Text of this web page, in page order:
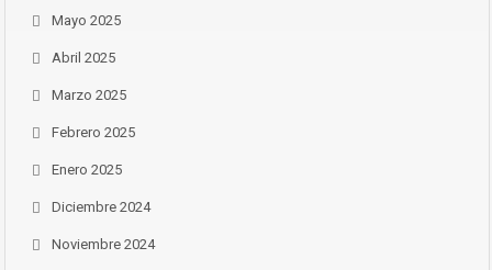
Mayo 2025
Abril 2025
Marzo 2025
Febrero 2025
Enero 2025
Diciembre 2024
Noviembre 2024